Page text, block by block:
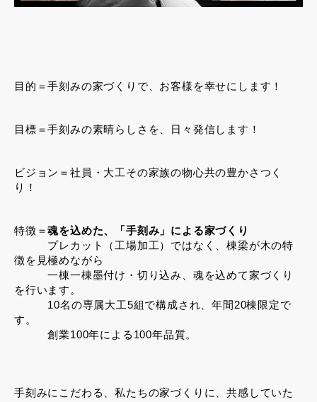
目的＝手刻みの家づくりで、お客様を幸せにします！
目標＝手刻みの素晴らしさを、日々発信します！
ビジョン＝社員・大工その家族の物心共の豊かさつく
り！
特徴＝魂を込めた、「手刻み」による家づくり
プレカット（工場加工）ではなく、棟梁が木の特
徴を見極めながら
一棟一棟墨付け・切り込み、魂を込めて家づくり
を行います。
10名の専属大工5組で構成され、年間20棟限定で
す。
創業100年による100年品質。
手刻みにこだわる、私たちの家づくりに、共感していた